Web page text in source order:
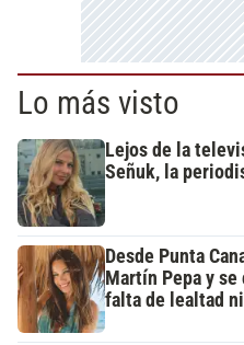
Lo más visto
Lejos de la
Señuk, la
Desde Punta
Martín Pepa y
falta de lealtad